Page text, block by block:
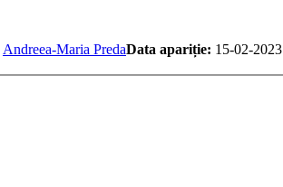
Andreea-Maria PredaData apariție: 15-02-2023